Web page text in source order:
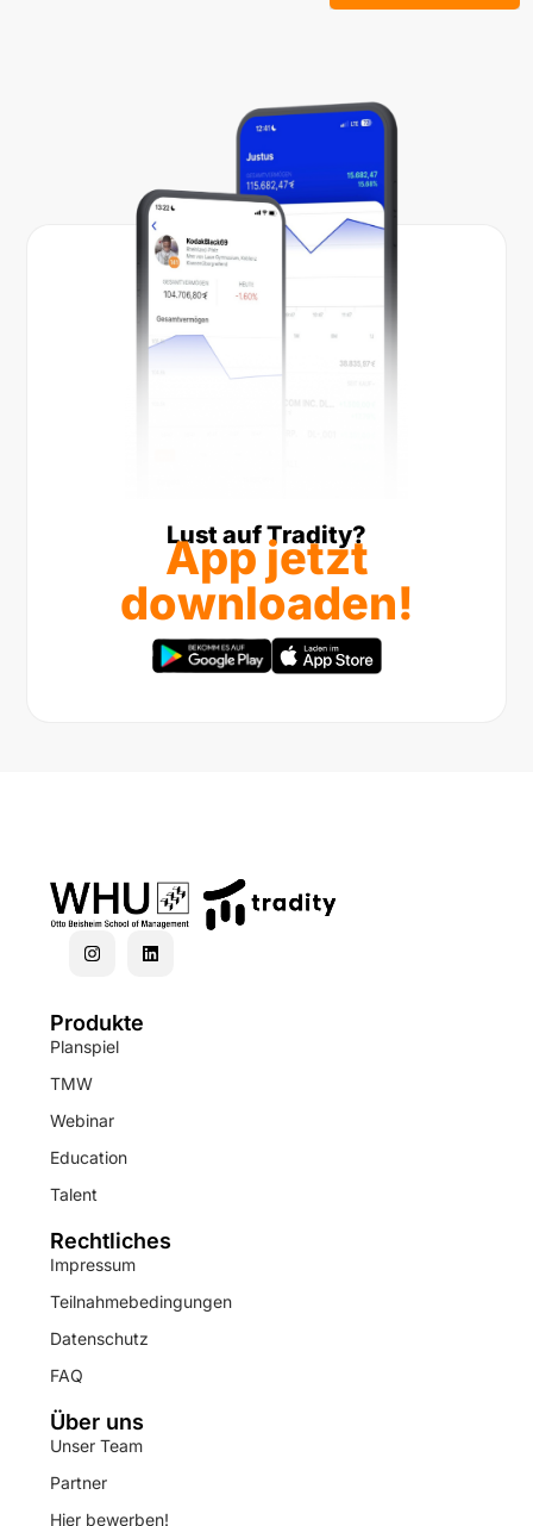
Lust auf Tradity?
App jetzt
downloaden!
Produkte
Planspiel
TMW
Webinar
Education
Talent
Rechtliches
Impressum
Teilnahmebedingungen
Datenschutz
FAQ
Über uns
Unser Team
Partner
Hier bewerben!